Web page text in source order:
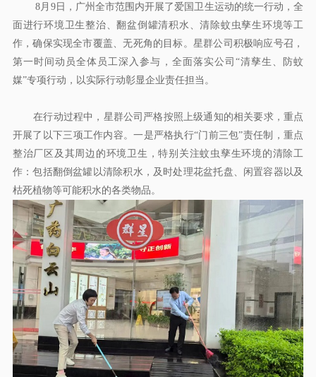
8月9日，广州全市范围内开展了爱国卫生运动的统一行动，全
面进行环境卫生整治、翻盆倒罐清积水、清除蚊虫孳生环境等工
作，确保实现全市覆盖、无死角的目标。星群公司积极响应号召，
第一时间动员全体员工深入参与，全面落实公司“清孳生、防蚊
媒”专项行动，以实际行动彰显企业责任担当。
在行动过程中，星群公司严格按照上级通知的相关要求，重点
开展了以下三项工作内容。一是严格执行“门前三包”责任制，重点
整治厂区及其周边的环境卫生，特别关注蚊虫孳生环境的清除工
作：包括翻倒盆罐以清除积水，及时处理花盆托盘、闲置容器以及
枯死植物等可能积水的各类物品。